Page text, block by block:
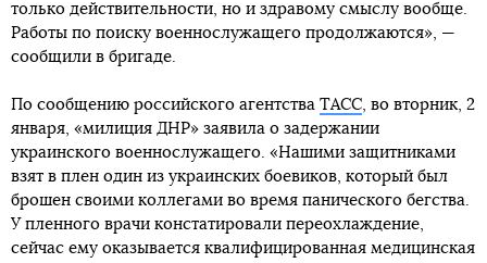
только действительности, но и здравому смыслу вообще.
Работы по поиску военнослужащего продолжаются», —
сообщили в бригаде.
По сообщению российского агентства ТАСС, во вторник, 2
января, «милиция ДНР» заявила о задержании
украинского военнослужащего. «Нашими защитниками
взят в плен один из украинских боевиков, который был
брошен своими коллегами во время панического бегства.
У пленного врачи констатировали переохлаждение,
сейчас ему оказывается квалифицированная медицинская